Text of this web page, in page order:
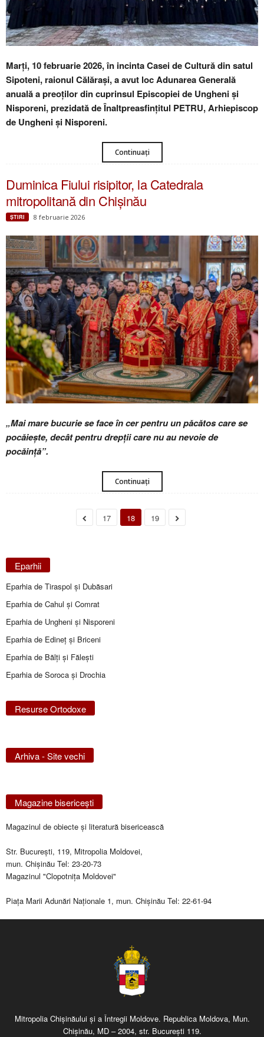
Marți, 10 februarie 2026, în incinta Casei de Cultură din satul
Sipoteni, raionul Călărași, a avut loc Adunarea Generală
anuală a preoților din cuprinsul Episcopiei de Ungheni și
Nisporeni, prezidată de Înaltpreasfințitul PETRU, Arhiepiscop
de Ungheni și Nisporeni.
Continuați
Duminica Fiului risipitor, la Catedrala
mitropolitană din Chișinău
ŞTIRI 8 februarie 2026
„Mai mare bucurie se face în cer pentru un păcătos care se
pocăiește, decât pentru drepții care nu au nevoie de
pocăință”.
Continuați
17 18 19
Eparhii
Eparhia de Tiraspol și Dubăsari
Eparhia de Cahul și Comrat
Eparhia de Ungheni și Nisporeni
Eparhia de Edineţ şi Briceni
Eparhia de Bălţi şi Făleşti
Eparhia de Soroca și Drochia
Resurse Ortodoxe
Arhiva - Site vechi
Magazine bisericeşti
Magazinul de obiecte şi literatură bisericească
Str. Bucureşti, 119, Mitropolia Moldovei,
mun. Chişinău Tel: 23-20-73
Magazinul "Clopotniţa Moldovei"
Piaţa Marii Adunări Naţionale 1, mun. Chişinău Tel: 22-61-94
Mitropolia Chişinăului şi a Întregii Moldove. Republica Moldova, Mun.
Chişinău, MD – 2004, str. Bucureşti 119.